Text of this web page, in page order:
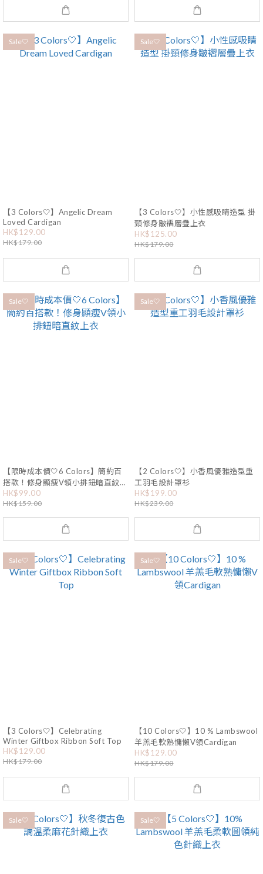
Sale🤍
【3 Colors🤍】Angelic Dream
Loved Cardigan
HK$129.00
HK$179.00
Sale🤍
【3 Colors🤍】小性感吸睛造型 掛
頸修身皺褶層疊上衣
HK$125.00
HK$179.00
Sale🤍
【限時成本價🤍6 Colors】簡約百
搭款！修身顯瘦V領小排鈕暗直紋上
衣
HK$99.00
HK$159.00
Sale🤍
【2 Colors🤍】小香風優雅造型重
工羽毛設計罩衫
HK$199.00
HK$239.00
Sale🤍
【3 Colors🤍】Celebrating
Winter Giftbox Ribbon Soft Top
HK$129.00
HK$179.00
Sale🤍
【10 Colors🤍】10 % Lambswool
羊羔毛軟熟慵懶V領Cardigan
HK$129.00
HK$179.00
Sale🤍 Sale🤍